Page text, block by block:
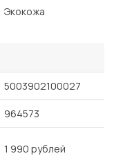
Экокожа
5003902100027
964573
1 990 рублей